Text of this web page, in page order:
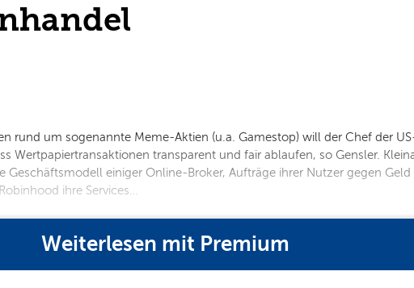
rund um sogenannte Meme-Aktien (u.a. Gamestop) will der Chef der
Wertpapiertransaktionen transparent und fair ablaufen, so Gensler.
Geschäftsmodell einiger Online-Broker, Aufträge ihrer Nutzer gegen
ihre Services…
Weiterlesen mit Premium